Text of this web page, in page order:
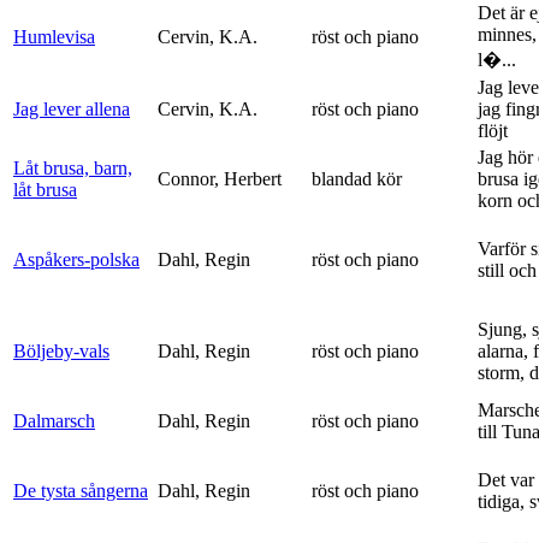
Humlevisa Cervin, K.A. röst och piano
Det är
l�...
Jag lever allena Cervin, K.A. röst och piano
Jag
jag
flöjt
Låt brusa, barn,
låt brusa
Connor, Herbert blandad kör
Jag hör
brusa
korn
Aspåkers-polska Dahl, Regin röst och piano
Varför
still
Böljeby-vals Dahl, Regin röst och piano
Sjung,
alarna,
storm,
Dalmarsch Dahl, Regin röst och piano
till Tuna
De tysta sångerna Dahl, Regin röst och piano
Det var
tidiga,